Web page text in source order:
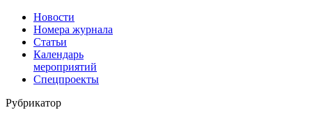
Новости
Номера журнала
Статьи
Календарь
мероприятий
Спецпроекты
Рубрикатор